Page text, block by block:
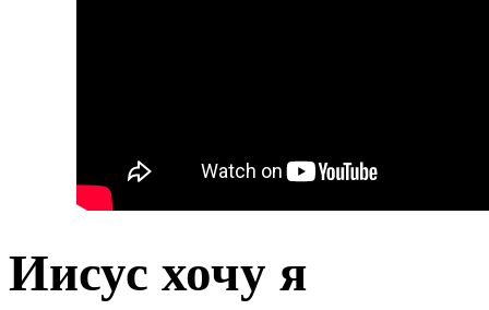
Иисус хочу я